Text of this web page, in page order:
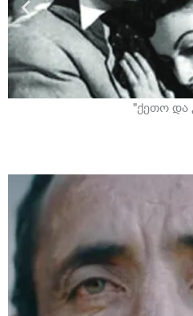
"ქეთო და